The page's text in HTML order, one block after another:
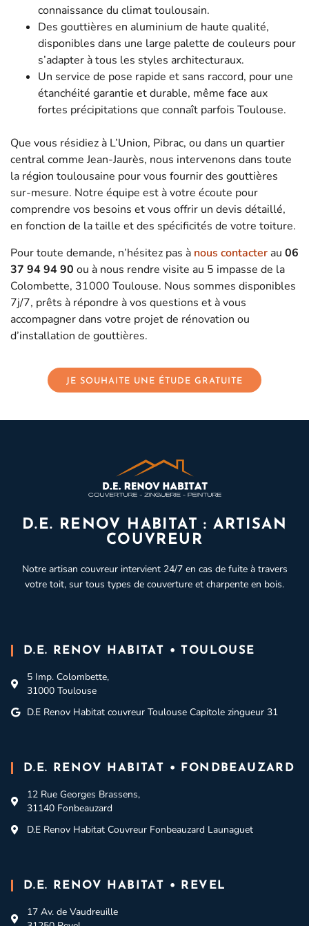
connaissance du climat toulousain.
Des gouttières en aluminium de haute qualité,
disponibles dans une large palette de couleurs pour
s’adapter à tous les styles architecturaux.
Un service de pose rapide et sans raccord, pour une
étanchéité garantie et durable, même face aux
fortes précipitations que connaît parfois Toulouse.
Que vous résidiez à L’Union, Pibrac, ou dans un quartier
central comme Jean-Jaurès, nous intervenons dans toute
la région toulousaine pour vous fournir des gouttières
sur-mesure. Notre équipe est à votre écoute pour
comprendre vos besoins et vous offrir un devis détaillé,
en fonction de la taille et des spécificités de votre toiture.
Pour toute demande, n’hésitez pas à nous contacter au 06
37 94 94 90 ou à nous rendre visite au 5 impasse de la
Colombette, 31000 Toulouse. Nous sommes disponibles
7j/7, prêts à répondre à vos questions et à vous
accompagner dans votre projet de rénovation ou
d’installation de gouttières.
JE SOUHAITE UNE ÉTUDE GRATUITE
D.E. RENOV HABITAT : ARTISAN
COUVREUR
Notre artisan couvreur intervient 24/7 en cas de fuite à travers
votre toit, sur tous types de couverture et charpente en bois.
D.E. RENOV HABITAT • TOULOUSE
5 Imp. Colombette,
31000 Toulouse
D.E Renov Habitat couvreur Toulouse Capitole zingueur 31
D.E. RENOV HABITAT • FONDBEAUZARD
12 Rue Georges Brassens,
31140 Fonbeauzard
D.E Renov Habitat Couvreur Fonbeauzard Launaguet
D.E. RENOV HABITAT • REVEL
17 Av. de Vaudreuille